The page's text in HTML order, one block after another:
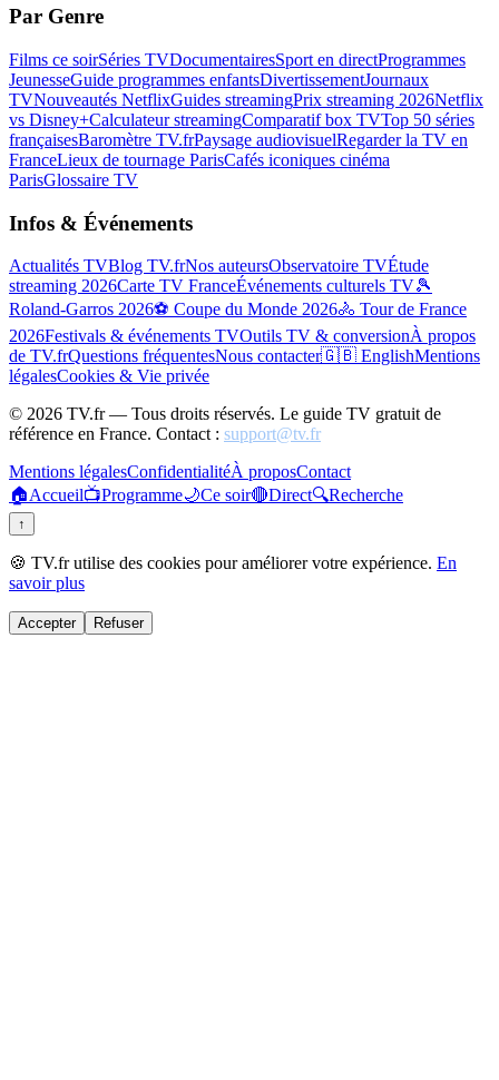
Par Genre
Films ce soirSéries TVDocumentairesSport en directProgrammes
JeunesseGuide programmes enfantsDivertissementJournaux
TVNouveautés NetflixGuides streamingPrix streaming 2026Netflix
vs Disney+Calculateur streamingComparatif box TVTop 50 séries
françaisesBaromètre TV.frPaysage audiovisuelRegarder la TV en
FranceLieux de tournage ParisCafés iconiques cinéma
ParisGlossaire TV
Infos & Événements
Actualités TVBlog TV.frNos auteursObservatoire TVÉtude
streaming 2026Carte TV FranceÉvénements culturels TV🎾
Roland-Garros 2026⚽ Coupe du Monde 2026🚴 Tour de France
2026Festivals & événements TVOutils TV & conversionÀ propos
de TV.frQuestions fréquentesNous contacter🇬🇧 EnglishMentions
légalesCookies & Vie privée
© 2026 TV.fr — Tous droits réservés. Le guide TV gratuit de
référence en France. Contact : support@tv.fr
Mentions légalesConfidentialitéÀ proposContact
🏠Accueil📺Programme🌙Ce soir🔴Direct🔍Recherche
↑
🍪 TV.fr utilise des cookies pour améliorer votre expérience. En
savoir plus
Accepter Refuser